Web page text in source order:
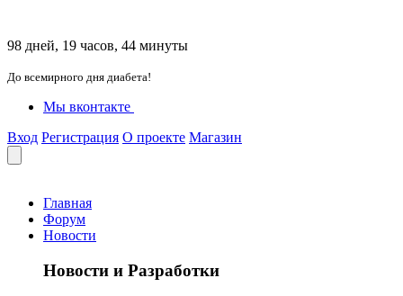
98 дней, 19 часов, 44 минуты
До всемирного дня диабета!
Мы вконтакте
Вход Регистрация О проекте Магазин
Главная
Форум
Новости
Новости и Разработки